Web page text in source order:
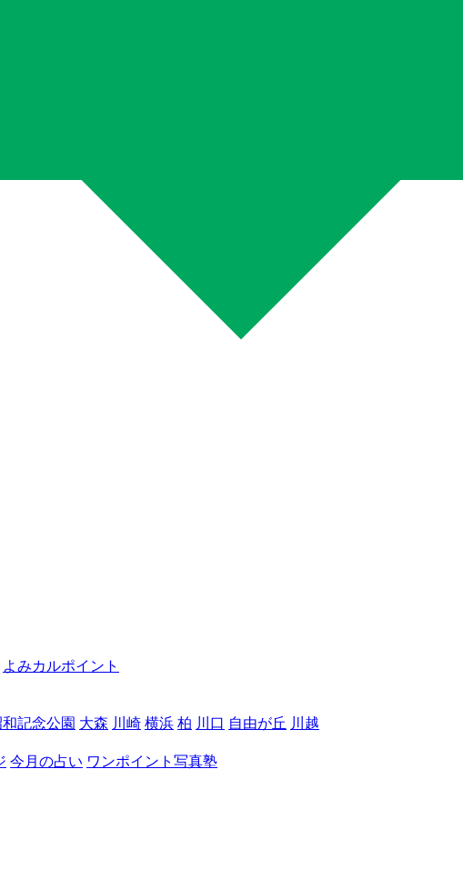
よみカルポイント
和記念公園 大森 川崎 横浜 柏 川口 自由が丘 川越
今月の占い ワンポイント写真塾